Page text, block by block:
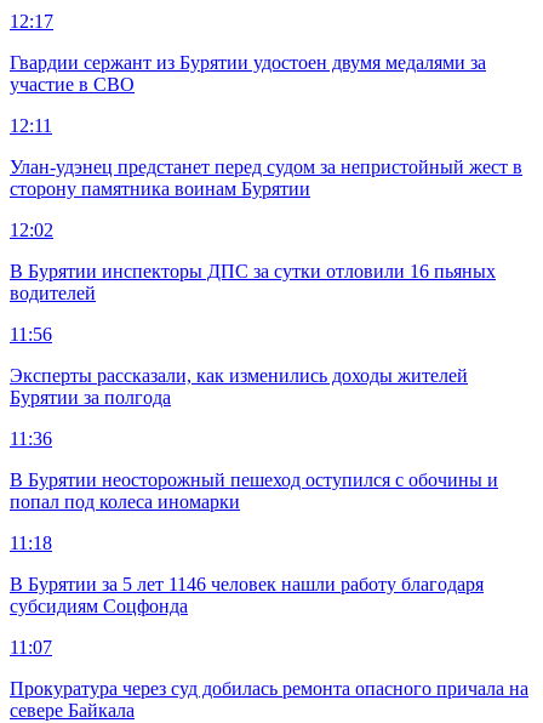
12:17
Гвардии сержант из Бурятии удостоен двумя медалями за
участие в СВО
12:11
Улан-удэнец предстанет перед судом за непристойный жест в
сторону памятника воинам Бурятии
12:02
В Бурятии инспекторы ДПС за сутки отловили 16 пьяных
водителей
11:56
Эксперты рассказали, как изменились доходы жителей
Бурятии за полгода
11:36
В Бурятии неосторожный пешеход оступился с обочины и
попал под колеса иномарки
11:18
В Бурятии за 5 лет 1146 человек нашли работу благодаря
субсидиям Соцфонда
11:07
Прокуратура через суд добилась ремонта опасного причала на
севере Байкала